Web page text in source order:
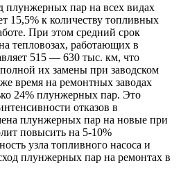
плунжерных пар на всех видах
15,5% к количеству топливных
При этом средний срок
тепловозах, работающих в
515 — 630 тыс. км, что
их замены при заводском
время на ремонтных заводах
24% плунжерных пар. Это
отказов в
плунжерных пар на новые при
повысить на 5-10%
узла топливного насоса и
плунжерных пар на ремонтах в